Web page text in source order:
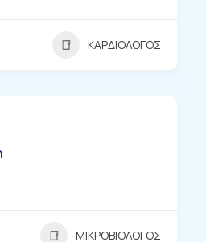
ΚΑΡΔΙΟΛΟΓΟΣ
ΜΙΚΡΟΒΙΟΛΟΓΟΣ